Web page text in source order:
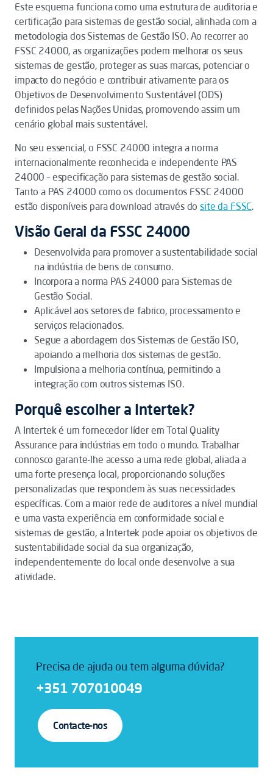
Este esquema funciona como uma estrutura de auditoria e
certificação para sistemas de gestão social, alinhada com a
metodologia dos Sistemas de Gestão ISO. Ao recorrer ao
FSSC 24000, as organizações podem melhorar os seus
sistemas de gestão, proteger as suas marcas, potenciar o
impacto do negócio e contribuir ativamente para os
Objetivos de Desenvolvimento Sustentável (ODS)
definidos pelas Nações Unidas, promovendo assim um
cenário global mais sustentável.
No seu essencial, o FSSC 24000 integra a norma
internacionalmente reconhecida e independente PAS
24000 – especificação para sistemas de gestão social.
Tanto a PAS 24000 como os documentos FSSC 24000
estão disponíveis para download através dosite da FSSC.
Visão Geral da FSSC 24000
Desenvolvida para promover a sustentabilidade social
na indústria de bens de consumo.
Incorpora a norma PAS 24000 para Sistemas de
Gestão Social.
Aplicável aos setores de fabrico, processamento e
serviços relacionados.
Segue a abordagem dos Sistemas de Gestão ISO,
apoiando a melhoria dos sistemas de gestão.
Impulsiona a melhoria contínua, permitindo a
integração com outros sistemas ISO.
Porquê escolher a Intertek?
A Intertek é um fornecedor líder em Total Quality
Assurance para indústrias em todo o mundo. Trabalhar
connosco garante-lhe acesso a uma rede global, aliada a
uma forte presença local, proporcionando soluções
personalizadas que respondem às suas necessidades
específicas. Com a maior rede de auditores a nível mundial
e uma vasta experiência em conformidade social e
sistemas de gestão, a Intertek pode apoiar os objetivos de
sustentabilidade social da sua organização,
independentemente do local onde desenvolve a sua
atividade.
Precisa de ajuda ou tem alguma dúvida?
+351 707010049
Contacte-nos